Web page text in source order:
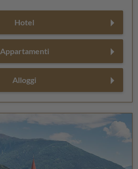
Hotel
Appartamenti
Alloggi